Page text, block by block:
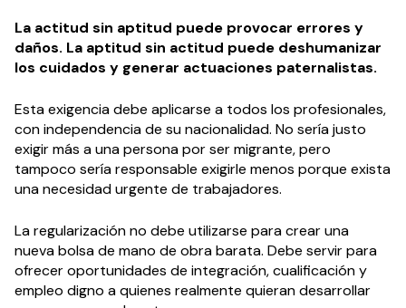
La actitud sin aptitud puede provocar errores y
daños. La aptitud sin actitud puede deshumanizar
los cuidados y generar actuaciones paternalistas.
Esta exigencia debe aplicarse a todos los profesionales,
con independencia de su nacionalidad. No sería justo
exigir más a una persona por ser migrante, pero
tampoco sería responsable exigirle menos porque exista
una necesidad urgente de trabajadores.
La regularización no debe utilizarse para crear una
nueva bolsa de mano de obra barata. Debe servir para
ofrecer oportunidades de integración, cualificación y
empleo digno a quienes realmente quieran desarrollar